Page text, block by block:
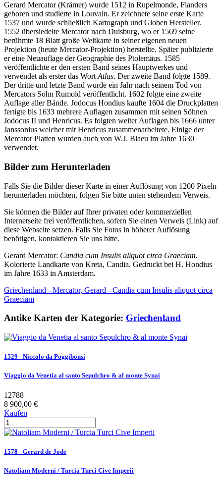
Gerard Mercator (Krämer) wurde 1512 in Rupelmonde, Flanders
geboren und studierte in Louvain. Er zeichnete seine erste Karte
1537 und wurde schließlich Kartograph und Globen Hersteller.
1552 übersiedelte Mercator nach Duisburg, wo er 1569 seine
berühmte 18 Blatt große Weltkarte in seiner eigenen neuen
Projektion (heute Mercator-Projektion) herstellte. Später publizierte
er eine Neuauflage der Geographie des Ptolemäus. 1585
veröffentlichte er den ersten Band seines Hauptwerkes und
verwendet als erster das Wort Atlas. Der zweite Band folgte 1589.
Der dritte und letzte Band wurde ein Jahr nach seinem Tod von
Mercators Sohn Rumold veröffentlicht. 1602 folgte eine zweite
Auflage aller Bände. Jodocus Hondius kaufte 1604 die Druckplatten
fertigte bis 1633 mehrere Auflagen zusammen mit seinen Söhnen
Jodocus II und Henricus. Es folgten weiter Auflagen bis 1666 unter
Janssonius welcher mit Henricus zusammenarbeitete. Einige der
Mercator Platten wurden auch von W.J. Blaeu im Jahre 1630
verwendet.
Bilder zum Herunterladen
Falls Sie die Bilder dieser Karte in einer Auflösung von 1200 Pixeln
herunterladen möchten, folgen Sie bitte unten stehendem Verweis.
Sie können die Bilder auf Ihrer privaten oder kommerziellen
Internetseite frei veröffentlichen, sofern Sie einen Verweis (Link) auf
diese Webseite setzen. Falls Sie Fotos in höherer Auflösung
benötigen, kontaktieren Sie uns bitte.
Gerard Mercator: Candia cum Insulis aliquot circa Graeciam.
Kolorierte Landkarte von Kreta, Candia. Gedruckt bei H. Hondius
im Jahre 1633 in Amsterdam.
Griechenland - Mercator, Gerard - Candia cum Insulis aliquot circa
Graeciam
Antike Karten der Kategorie: Griechenland
1529 - Niccolo da Poggibonsi
Viaggio da Venetia al santo Sepulchro & al monte Synai
12788
8 900,00 €
Kaufen
1578 - Gerard de Jode
Natoliam Moderni / Turcia Turci Cive Imperii